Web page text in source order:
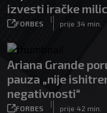
izvesti iračke
FORBES
|
prije 34 min.
Ariana Grande
pauza „nije
negativnosti“
FORBES
|
prije 42 min.